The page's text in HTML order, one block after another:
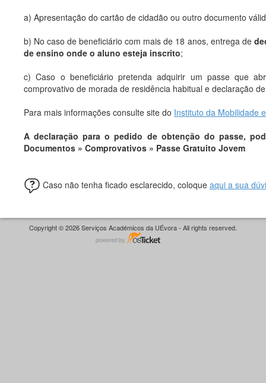
a) Apresentação do cartão de cidadão ou outro documento
b) No caso de beneficiário com mais de 18 anos, entrega de
de ensino onde o aluno esteja inscrito;
c) Caso o beneficiário pretenda adquirir um passe que
comprovativo de morada de residência habitual e declaração
Para mais informações consulte site do Instituto da Mobilidade
A declaração para o pedido de obtenção do passe,
Documentos » Comprovativos » Passe Gratuito Jovem
Caso não tenha ficado esclarecido, coloque aqui a sua
Copyright © 2026 Serviços Académicos da UÉvora - All rights reserved.